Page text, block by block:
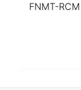
FNMT-